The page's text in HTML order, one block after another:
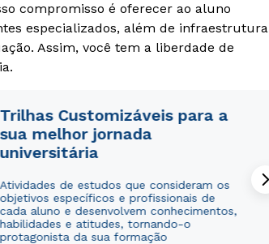
compromisso é oferecer ao aluno
especializados, além de infraestrutura
Assim, você tem a liberdade de
Trilhas Customizáveis para a
sua melhor jornada
universitária
Atividades de estudos que consideram os
objetivos específicos e profissionais de
cada aluno e desenvolvem conhecimentos,
habilidades e atitudes, tornando-o
protagonista da sua formação
WhatsApp
ou
WhatsApp
ou